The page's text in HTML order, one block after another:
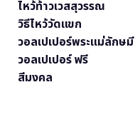
ไหว้ท้าวเวสสุวรรณ
วิธีไหว้วัดแขก
วอลเปเปอร์พระแม่ลักษมี
วอลเปเปอร์ ฟรี
สีมงคล